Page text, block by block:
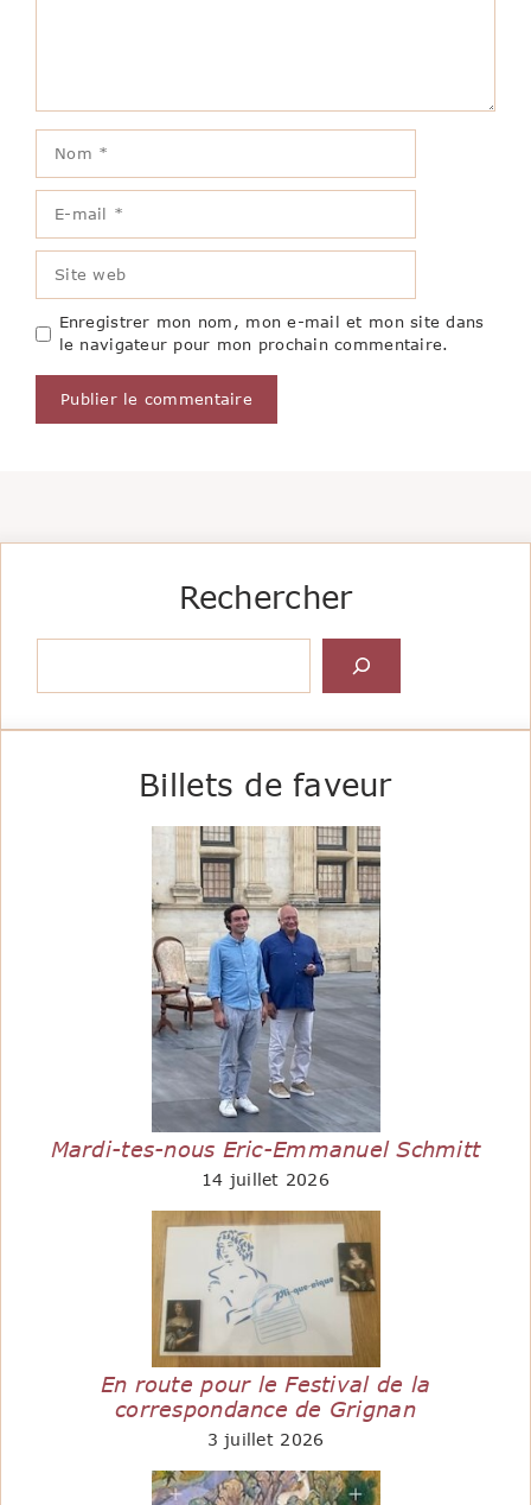
mail
web
Enregistrer mon nom, mon e-mail et mon site dans
le navigateur pour mon prochain commentaire.
Rechercher
Billets de faveur
Mardi-tes-nous Eric-Emmanuel Schmitt
14 juillet 2026
En route pour le Festival de la
correspondance de Grignan
3 juillet 2026